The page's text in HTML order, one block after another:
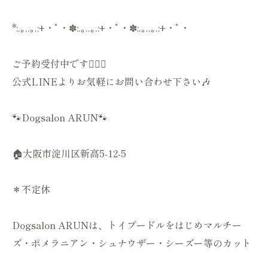
*:.｡..｡.:+・ﾟ・✽:.｡..｡.:+・ﾟ・✽:.｡..｡.:+・ﾟ・
ご予約受付中です💁🏻‍♀️
公式LINEよりお気軽にお問い合わせ下さい🎶
🐾Dogsalon ARUN🐾
🏠大阪市淀川区新高5-12-5
＊不定休
Dogsalon ARUNは、トイプードルをはじめマルチー
ズ・ポメラニアン・シュナウザー・シーズー等のカット